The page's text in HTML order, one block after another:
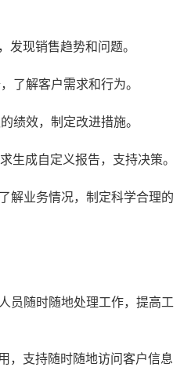
发现销售趋势和问题。
了解客户需求和行为。
绩效，制定改进措施。
生成自定义报告，支持决策。
解业务情况，制定科学合理的
员随时随地处理工作，提高工
，支持随时随地访问客户信息